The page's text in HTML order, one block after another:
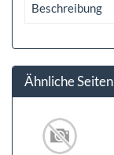
Beschreibung
Ähnliche Seiten